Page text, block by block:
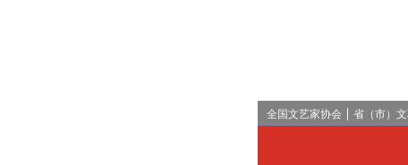
全国文艺家协会 省（市）文